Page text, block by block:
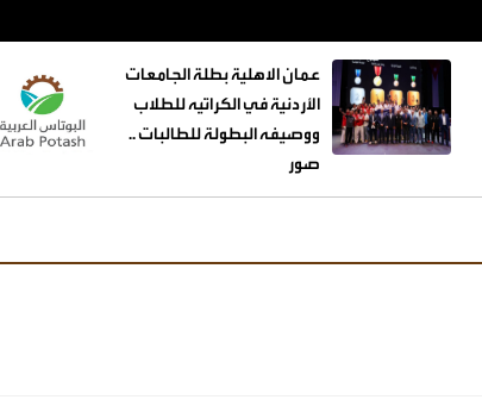
عمان الاهلية بطلة الجامعات
الأردنية في الكراتيه للطلاب
ووصيفه البطولة للطالبات ..
صور